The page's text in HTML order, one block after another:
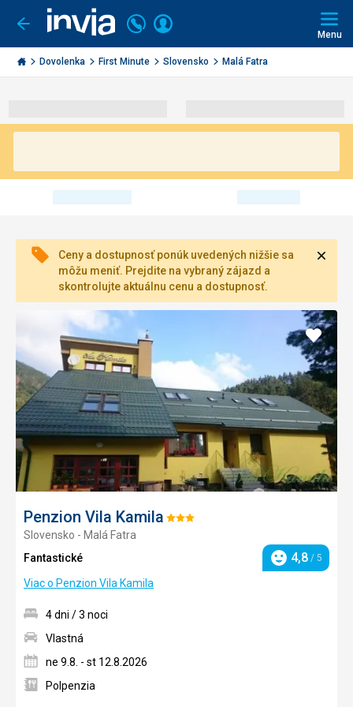
Ísť
späť
Invia.sk
Volajte
+421
2
3221
Prihlásiť
Menu
Dovolenka First Minute Slovensko Malá Fatra
Ceny a dostupnosť ponúk uvedených nižšie sa
môžu meniť. Prejdite na vybraný zájazd a
skontrolujte aktuálnu cenu a dostupnosť.
Penzion Vila Kamila Hodnotenie:
Slovensko - Malá Fatra
Fantastické
Hodnotenie
4,8 / 5
Viac o Penzion Vila Kamila
Pridať
do
4 dni / 3 noci
Vlastná
ne 9.8. - st 12.8.2026
Polpenzia